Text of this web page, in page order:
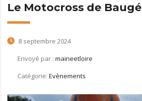
Le Motocross de Baugé
8 septembre 2024
Envoyé par : maineetloire
Catégorie: Evènements